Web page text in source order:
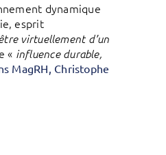
dynamique
esprit
virtuellement d’un
« influence durable,
MagRH, Christophe